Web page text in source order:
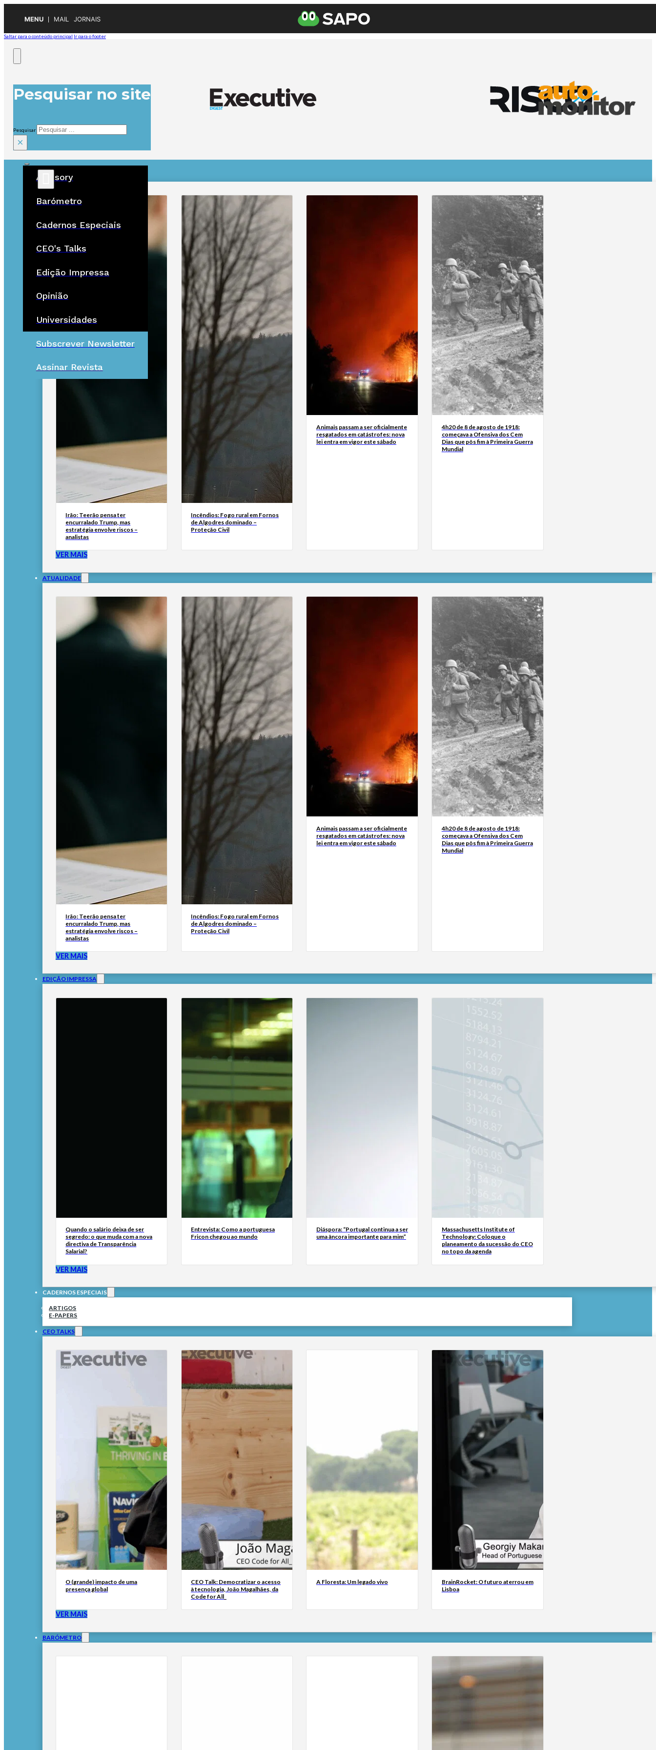
MENU MAIL JORNAIS
Saltar para o conteúdo principal Ir para o footer
Pesquisar no site
Pesquisar
×
Advisory
Barómetro
Cadernos Especiais
CEO's Talks
Edição Impressa
Opinião
Universidades
Subscrever Newsletter
Assinar Revista
ÚLTIMAS
Irão: Teerão pensa ter
encurralado Trump, mas
estratégia envolve riscos –
analistas
Incêndios: Fogo rural em Fornos
de Algodres dominado –
Proteção Civil
Animais passam a ser oficialmente
resgatados em catástrofes: nova
lei entra em vigor este sábado
4h20 de 8 de agosto de 1918:
começava a Ofensiva dos Cem
Dias que pôs fim à Primeira Guerra
Mundial
VER MAIS
ATUALIDADE
Irão: Teerão pensa ter
encurralado Trump, mas
estratégia envolve riscos –
analistas
Incêndios: Fogo rural em Fornos
de Algodres dominado –
Proteção Civil
Animais passam a ser oficialmente
resgatados em catástrofes: nova
lei entra em vigor este sábado
4h20 de 8 de agosto de 1918:
começava a Ofensiva dos Cem
Dias que pôs fim à Primeira Guerra
Mundial
VER MAIS
EDIÇÃO IMPRESSA
Quando o salário deixa de ser
segredo: o que muda com a nova
directiva de Transparência
Salarial?
Entrevista: Como a portuguesa
Fricon chegou ao mundo
Diáspora: “Portugal continua a ser
uma âncora importante para mim”
Massachusetts Institute of
Technology: Coloque o
planeamento da sucessão do CEO
no topo da agenda
VER MAIS
CADERNOS ESPECIAIS
ARTIGOS
E-PAPERS
CEO TALKS
O (grande) impacto de uma
presença global
CEO Talk: Democratizar o acesso
à tecnologia, João Magalhães, da
Code for All_
A Floresta: Um legado vivo
BrainRocket: O futuro aterrou em
Lisboa
VER MAIS
BARÓMETRO